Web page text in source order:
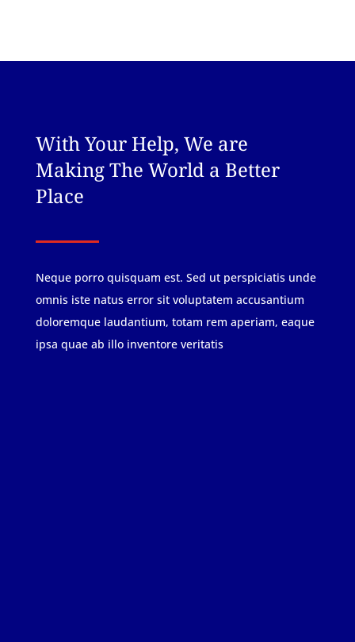
With Your Help, We are
Making The World a Better
Place
Neque porro quisquam est. Sed ut perspiciatis unde
omnis iste natus error sit voluptatem accusantium
doloremque laudantium, totam rem aperiam, eaque
ipsa quae ab illo inventore veritatis